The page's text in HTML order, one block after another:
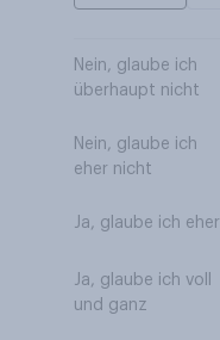
Nein, glaube ich
überhaupt nicht
Nein, glaube ich
eher nicht
Ja, glaube ich eher
Ja, glaube ich voll
und ganz